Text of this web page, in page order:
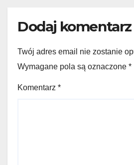
Dodaj komentarz
Twój adres email nie zostanie
Wymagane pola są oznaczone *
Komentarz *